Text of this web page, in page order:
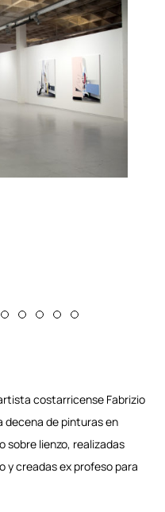
costarricense Fabrizio
decena de pinturas en
sobre lienzo, realizadas
y creadas ex profeso para